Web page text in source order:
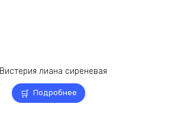
Подробнее